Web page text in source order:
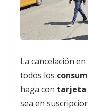
La cancelación
todos los
haga con tarjeta
sea en